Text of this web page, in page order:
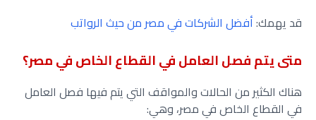
قد يهمك:أفضل الشركات في مصر من حيث الرواتب
متى يتم فصل العامل في القطاع الخاص في مصر؟
هناك الكثير من الحالات والمواقف التي يتم فيها فصل العامل
في القطاع الخاص في مصر، وهي: